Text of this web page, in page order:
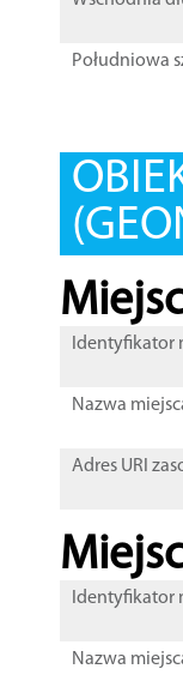
Południowa
Identyfikator
Nazwa
Adres URI
Identyfikator
Nazwa